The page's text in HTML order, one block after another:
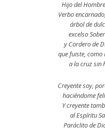
Hijo del
Verbo
árbol de
excelso
y Cordero de
que fuiste, como
a la cruz sin
Creyente soy,
haciéndome
Y creyente
al Espíritu
Paráclito de